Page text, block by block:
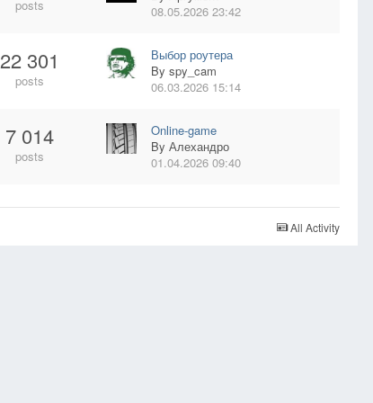
posts
08.05.2026 23:42
22 301
posts
Выбор роутера
By spy_cam
06.03.2026 15:14
7 014
posts
Online-game
By Алехандро
01.04.2026 09:40
All Activity